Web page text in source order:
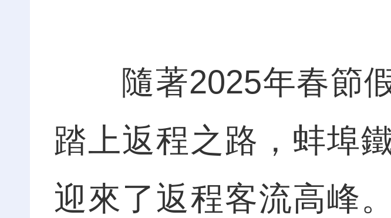
隨著2025年春節假
踏上返程之路，蚌埠
迎來了返程客流高峰